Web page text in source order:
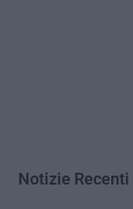
Notizie Recenti